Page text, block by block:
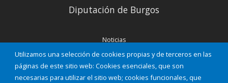
Utilizamos una selección de cookies propias y de terceros en las
páginas de este sitio web: Cookies esenciales, que son
necesarias para utilizar el sitio web; cookies funcionales, que
Diputación de Burgos
Noticias
Eventos
Corporación Municipal
Teléfonos de interés